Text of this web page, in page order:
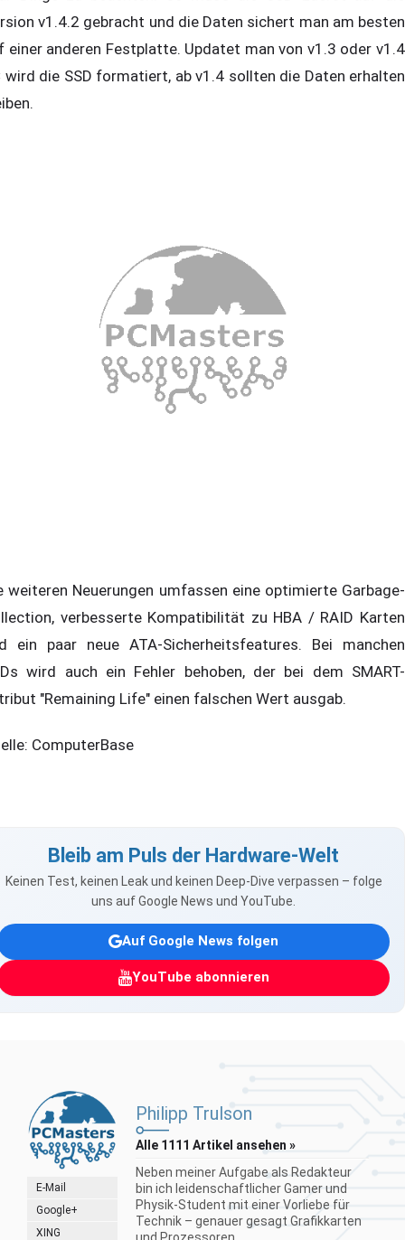
v1.4.2 gebracht und die Daten sichert man am besten
einer anderen Festplatte. Updatet man von v1.3 oder v1.4
wird die SSD formatiert, ab v1.4 sollten die Daten erhalten
weiteren Neuerungen umfassen eine optimierte Garbage-
verbesserte Kompatibilität zu HBA / RAID Karten
ein paar neue ATA-Sicherheitsfeatures. Bei manchen
wird auch ein Fehler behoben, der bei dem SMART-
"Remaining Life" einen falschen Wert ausgab.
ComputerBase
Bleib am Puls der Hardware-Welt
Keinen Test, keinen Leak und keinen Deep-Dive verpassen – folge
uns auf Google News und YouTube.
Auf Google News folgen
YouTube abonnieren
E-Mail
Google+
XING
Philipp Trulson
Alle 1111 Artikel ansehen »
Neben meiner Aufgabe als Redakteur
bin ich leidenschaftlicher Gamer und
Physik-Student mit einer Vorliebe für
Technik – genauer gesagt Grafikkarten